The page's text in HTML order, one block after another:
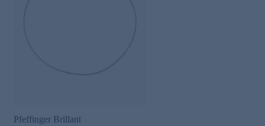
Pfeffinger Brillant